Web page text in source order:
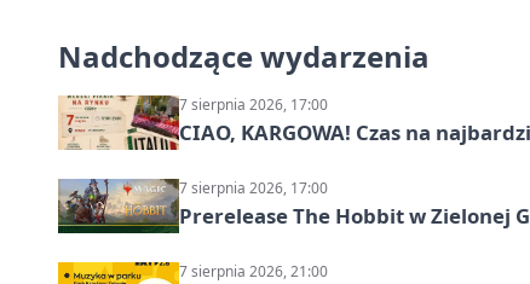
Nadchodzące wydarzenia
7 sierpnia 2026, 17:00
CIAO, KARGOWA! Czas na
7 sierpnia 2026, 17:00
Prerelease The Hobbit w Zielonej
7 sierpnia 2026, 21:00